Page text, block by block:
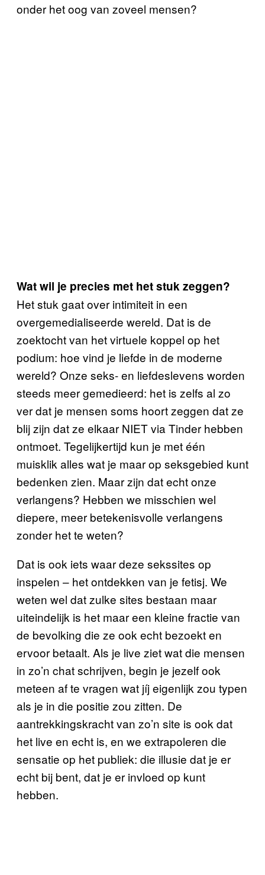
onder het oog van zoveel mensen?
Wat wil je precies met het stuk zeggen?
Het stuk gaat over intimiteit in een
overgemedialiseerde wereld. Dat is de
zoektocht van het virtuele koppel op het
podium: hoe vind je liefde in de moderne
wereld? Onze seks- en liefdeslevens worden
steeds meer gemedieerd: het is zelfs al zo
ver dat je mensen soms hoort zeggen dat ze
blij zijn dat ze elkaar NIET via Tinder hebben
ontmoet. Tegelijkertijd kun je met één
muisklik alles wat je maar op seksgebied kunt
bedenken zien. Maar zijn dat echt onze
verlangens? Hebben we misschien wel
diepere, meer betekenisvolle verlangens
zonder het te weten?
Dat is ook iets waar deze sekssites op
inspelen – het ontdekken van je fetisj. We
weten wel dat zulke sites bestaan maar
uiteindelijk is het maar een kleine fractie van
de bevolking die ze ook echt bezoekt en
ervoor betaalt. Als je live ziet wat die mensen
in zo’n chat schrijven, begin je jezelf ook
meteen af te vragen wat jíj eigenlijk zou typen
als je in die positie zou zitten. De
aantrekkingskracht van zo’n site is ook dat
het live en echt is, en we extrapoleren die
sensatie op het publiek: die illusie dat je er
echt bij bent, dat je er invloed op kunt
hebben.